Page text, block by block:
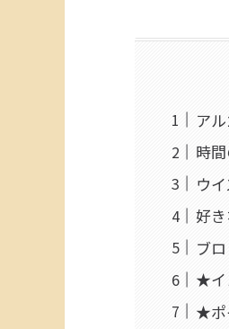
ア
時
ウ
好
ブ
★イ
★ポ